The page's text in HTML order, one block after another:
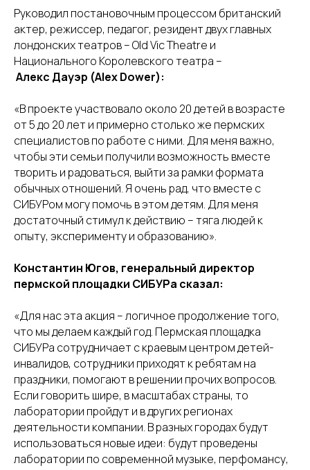
Руководил постановочным процессом британский
актер, режиссер, педагог, резидент двух главных
лондонских театров – Old Vic Theatre и
Национального Королевского театра –
Алекс Дауэр (Alex Dower):
«В проекте участвовало около 20 детей в возрасте
от 5 до 20 лет и примерно столько же пермских
специалистов по работе с ними. Для меня важно,
чтобы эти семьи получили возможность вместе
творить и радоваться, выйти за рамки формата
обычных отношений. Я очень рад, что вместе с
СИБУРом могу помочь в этом детям. Для меня
достаточный стимул к действию – тяга людей к
опыту, эксперименту и образованию».
Константин Югов, генеральный директор
пермской площадки СИБУРа сказал:
«Для нас эта акция – логичное продолжение того,
что мы делаем каждый год. Пермская площадка
СИБУРа сотрудничает с краевым центром детей-
инвалидов, сотрудники приходят к ребятам на
праздники, помогают в решении прочих вопросов.
Если говорить шире, в масштабах страны, то
лаборатории пройдут и в других регионах
деятельности компании. В разных городах будут
использоваться новые идеи: будут проведены
лаборатории по современной музыке, перфомансу,